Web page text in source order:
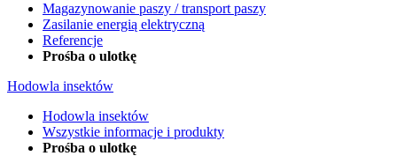
Magazynowanie paszy / transport paszy
Zasilanie energią elektryczną
Referencje
Prośba o ulotkę
Hodowla insektów
Hodowla insektów
Wszystkie informacje i produkty
Prośba o ulotkę